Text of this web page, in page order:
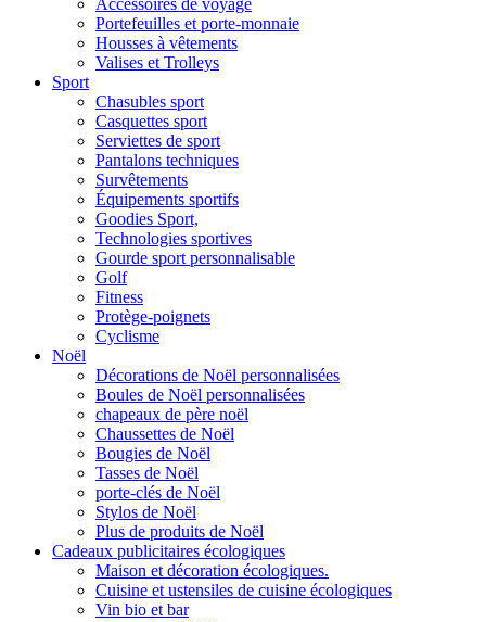
Portefeuilles et porte-monnaie
Housses à vêtements
Valises et Trolleys
Sport
Chasubles sport
Casquettes sport
Serviettes de sport
Pantalons techniques
Survêtements
Équipements sportifs
Goodies Sport,
Technologies sportives
Gourde sport personnalisable
Golf
Fitness
Protège-poignets
Cyclisme
Noël
Décorations de Noël personnalisées
Boules de Noël personnalisées
chapeaux de père noël
Chaussettes de Noël
Bougies de Noël
Tasses de Noël
porte-clés de Noël
Stylos de Noël
Plus de produits de Noël
Cadeaux publicitaires écologiques
Maison et décoration écologiques.
Cuisine et ustensiles de cuisine écologiques
Vin bio et bar